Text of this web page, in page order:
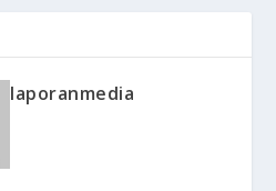
laporanmedia